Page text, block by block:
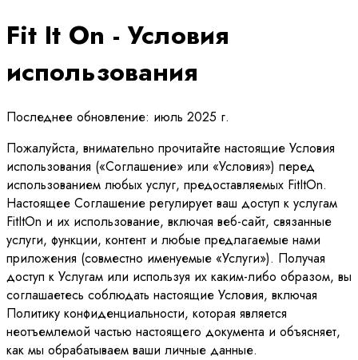
Fit It On - Условия
использования
Последнее обновление: июль 2025 г.
Пожалуйста, внимательно прочитайте настоящие Условия
использования («Соглашение» или «Условия») перед
использованием любых услуг, предоставляемых FitItOn.
Настоящее Соглашение регулирует ваш доступ к услугам
FitItOn и их использование, включая веб-сайт, связанные
услуги, функции, контент и любые предлагаемые нами
приложения (совместно именуемые «Услуги»). Получая
доступ к Услугам или используя их каким-либо образом, вы
соглашаетесь соблюдать настоящие Условия, включая
Политику конфиденциальности, которая является
неотъемлемой частью настоящего документа и объясняет,
как мы обрабатываем ваши личные данные.